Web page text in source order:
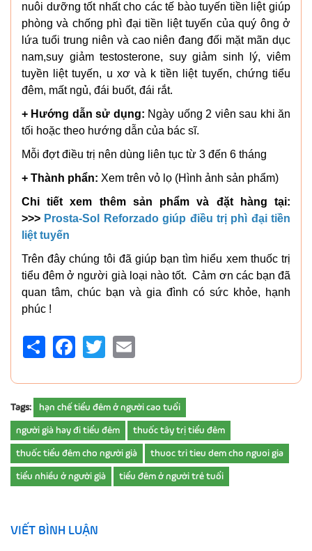
nuôi dưỡng tốt nhất cho các tế bào tuyến tiền liệt giúp
phòng và chống phì đại tiền liệt tuyến của quý ông ở
lứa tuổi trung niên và cao niên đang đối mặt mãn dục
nam,suy giảm testosterone, suy giảm sinh lý, viêm
tuyền liệt tuyến, u xơ và k tiền liệt tuyến, chứng tiểu
đêm, mất ngủ, đái buốt, đái rắt.
+ Hướng dẫn sử dụng: Ngày uống 2 viên sau khi ăn
tối hoặc theo hướng dẫn của bác sĩ.
Mỗi đợt điều trị nên dùng liên tục từ 3 đến 6 tháng
+ Thành phẩn: Xem trên vỏ lọ (Hình ảnh sản phẩm)
Chi tiết xem thêm sản phẩm và đặt hàng tại:
>>> Prosta-Sol Reforzado giúp điều trị phì đại tiền
liệt tuyến
Trên đây chúng tôi đã giúp bạn tìm hiểu xem thuốc trị
tiểu đêm ở người già loại nào tốt. Cảm ơn các bạn đã
quan tâm, chúc bạn và gia đình có sức khỏe, hạnh
phúc !
Share FacebookTwitter
Tags: hạn chế tiểu đêm ở người cao tuổi
người già hay đi tiểu đêm thuốc tây trị tiểu đêm
thuốc tiểu đêm cho người già thuoc tri tieu dem cho nguoi gia
tiểu nhiều ở người già tiểu đêm ở người trẻ tuổi
VIẾT BÌNH LUẬN